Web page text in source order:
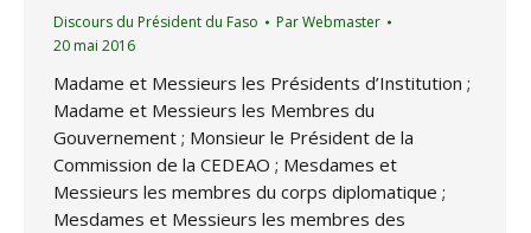
Discours du Président du Faso ParWebmaster
20 mai 2016
Madame et Messieurs les Présidents d’Institution ;
Madame et Messieurs les Membres du
Gouvernement ; Monsieur le Président de la
Commission de la CEDEAO ; Mesdames et
Messieurs les membres du corps diplomatique ;
Mesdames et Messieurs les membres des